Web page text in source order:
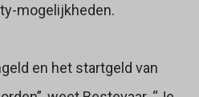
mogelijkheden.
en het startgeld van